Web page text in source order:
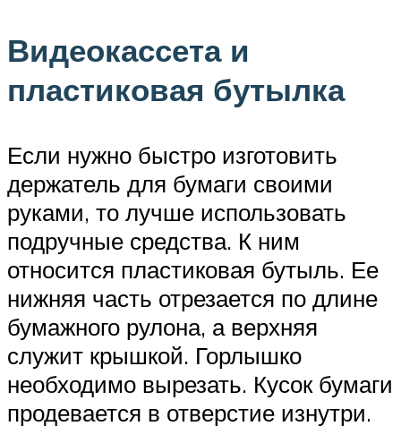
Видеокассета и
пластиковая бутылка
Если нужно быстро изготовить
держатель для бумаги своими
руками, то лучше использовать
подручные средства. К ним
относится пластиковая бутыль. Ее
нижняя часть отрезается по длине
бумажного рулона, а верхняя
служит крышкой. Горлышко
необходимо вырезать. Кусок бумаги
продевается в отверстие изнутри.